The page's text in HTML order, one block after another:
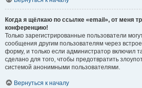
Когда я щёлкаю по ссылке «email», от меня
конференцию!
Только зарегистрированные пользователи
сообщения другим пользователям через
форму, и только если администратор включил
сделано для того, чтобы предотвратить
системой анонимными пользователями.
Вернуться к началу